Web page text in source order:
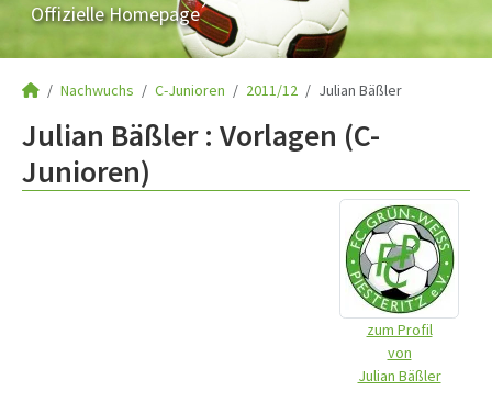
Offizielle Homepage
Nachwuchs C-Junioren 2011/12 Julian Bäßler
Julian Bäßler : Vorlagen (C-
Junioren)
zum Profil
von
Julian Bäßler